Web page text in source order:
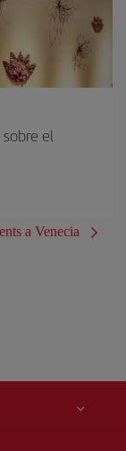
sobre el
a Venecia